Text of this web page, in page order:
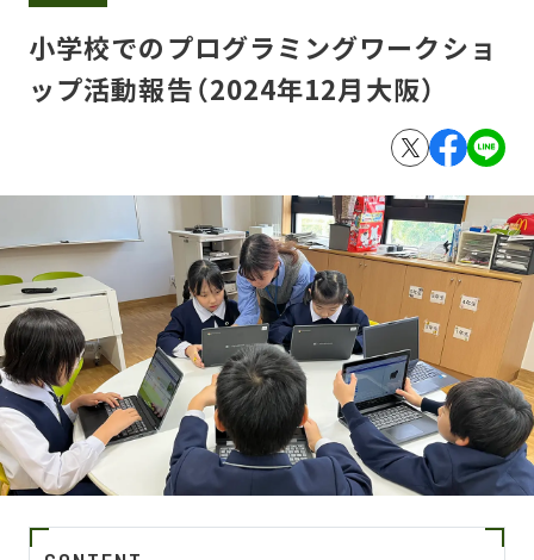
小学校でのプログラミングワークショ
ップ活動報告（2024年12月大阪）